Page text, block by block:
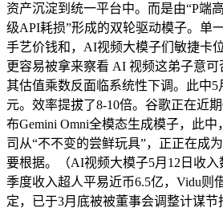
资产沉淀到统一平台中。而是由“P端
级API耗损”形成的双轮驱动模子。单
手艺价钱和，AI视频大模子们敏捷卡
更容易被拿来察看 AI 视频这弟子意可
其估值乘数反面临系统性下调。此中5
元。效率提拔了8-10倍。谷歌正在近
布Gemini Omni全模态生成模子，此
司从“不不变的尝鲜玩具”，正正在成
要根据。（AI视频大模子5月12日收
季度收入超人平易近币6.5亿，Vidu则
定，已于3月底被被董事会调整计谋